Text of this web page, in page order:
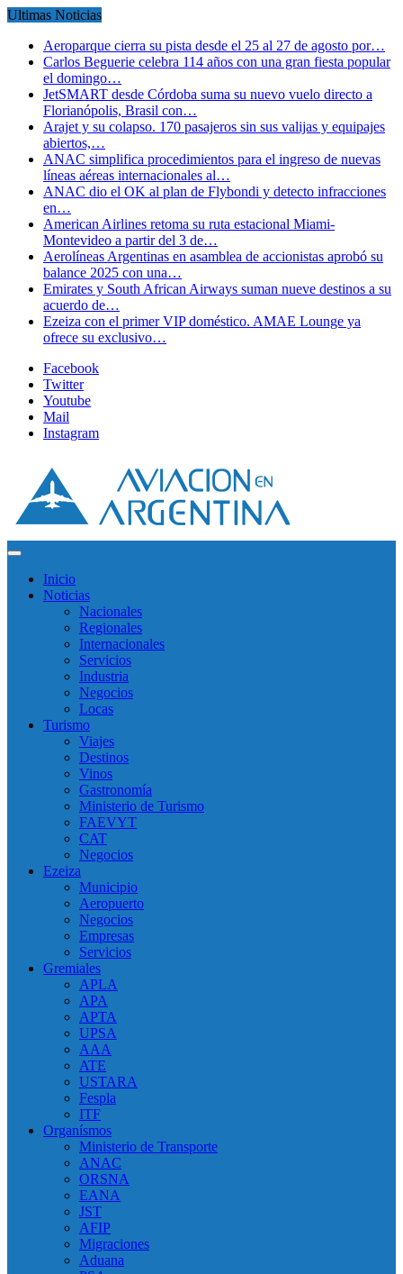
Ultimas Noticias
Aeroparque cierra su pista desde el 25 al 27 de agosto por…
Carlos Beguerie celebra 114 años con una gran fiesta popular
el domingo…
JetSMART desde Córdoba suma su nuevo vuelo directo a
Florianópolis, Brasil con…
Arajet y su colapso. 170 pasajeros sin sus valijas y equipajes
abiertos,…
ANAC simplifica procedimientos para el ingreso de nuevas
líneas aéreas internacionales al…
ANAC dio el OK al plan de Flybondi y detecto infracciones
en…
American Airlines retoma su ruta estacional Miami-
Montevideo a partir del 3 de…
Aerolíneas Argentinas en asamblea de accionistas aprobó su
balance 2025 con una…
Emirates y South African Airways suman nueve destinos a su
acuerdo de…
Ezeiza con el primer VIP doméstico. AMAE Lounge ya
ofrece su exclusivo…
Facebook
Twitter
Youtube
Mail
Instagram
Inicio
Noticias
Nacionales
Regionales
Internacionales
Servicios
Industria
Negocios
Locas
Turismo
Viajes
Destinos
Vinos
Gastronomía
Ministerio de Turismo
FAEVYT
CAT
Negocios
Ezeiza
Municipio
Aeropuerto
Negocios
Empresas
Servicios
Gremiales
APLA
APA
APTA
UPSA
AAA
ATE
USTARA
Fespla
ITF
Organísmos
Ministerio de Transporte
ANAC
ORSNA
EANA
JST
AFIP
Migraciones
Aduana